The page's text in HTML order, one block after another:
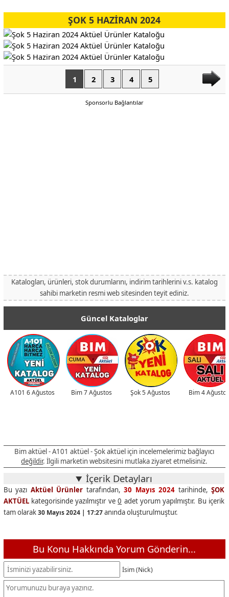
ŞOK 5 HAZİRAN 2024
1 2 3 4 5
Sponsorlu Bağlantılar
Katalogları, ürünleri, stok durumlarını, indirim tarihlerini v.s. katalog
sahibi marketin resmi web sitesinden teyit ediniz.
Güncel Kataloglar
A101 6 Ağustos Bim 7 Ağustos Şok 5 Ağustos Bim 4 Ağustos
Bim aktüel - A101 aktüel - Şok aktüel için incelemelerimiz bağlayıcı
değildir. İlgili marketin websitesini mutlaka ziyaret etmelisiniz.
İçerik Detayları
Bu yazı Aktüel Ürünler tarafından,30 Mayıs 2024 tarihinde,ŞOK
AKTÜELkategorisinde yazılmıştır ve0 adet yorum yapılmıştır. Bu içerik
tam olarak30 Mayıs 2024 | 17:27anında oluşturulmuştur.
Bu Konu Hakkında Yorum Gönderin...
İsim (Nick)